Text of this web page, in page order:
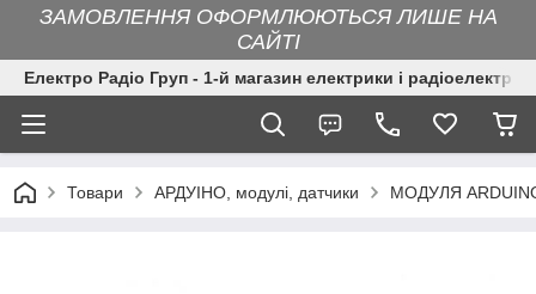
ЗАМОВЛЕННЯ ОФОРМЛЮЮТЬСЯ ЛИШЕ НА
САЙТІ
Електро Радіо Груп - 1-й магазин електрики і
Товари АРДУІНО, модулі, датчики МОДУЛЯ